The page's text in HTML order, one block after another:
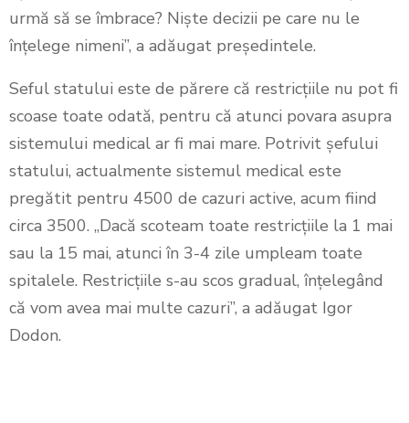
urmă să se îmbrace? Niște decizii pe care nu le
înțelege nimeni”, a adăugat președintele.
Seful statului este de părere că restricțiile nu pot fi
scoase toate odată, pentru că atunci povara asupra
sistemului medical ar fi mai mare. Potrivit șefului
statului, actualmente sistemul medical este
pregătit pentru 4500 de cazuri active, acum fiind
circa 3500. „Dacă scoteam toate restricțiile la 1 mai
sau la 15 mai, atunci în 3-4 zile umpleam toate
spitalele. Restricțiile s-au scos gradual, înțelegând
că vom avea mai multe cazuri”, a adăugat Igor
Dodon.